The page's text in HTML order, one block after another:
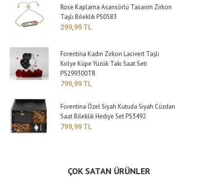
Rose Kaplama Asansörlü Tasarım Zirkon
Taşlı Bileklik PS0583
299,99 TL
Forentina Kadın Zirkon Lacivert Taşlı
Kolye Küpe Yüzük Takı Saat Seti
PS299300TR
799,99 TL
Forentina Özel Siyah Kutuda Siyah Cüzdan
Saat Bileklik Hediye Set PS3492
799,99 TL
ÇOK SATAN ÜRÜNLER